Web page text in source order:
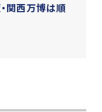
関西万博は順